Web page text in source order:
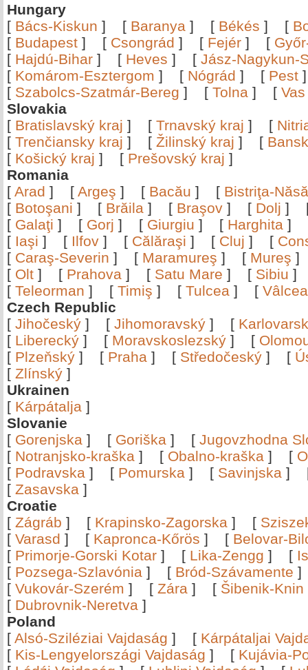
Hungary
[ Bács-Kiskun ] [ Baranya ] [ Békés ] [
[ Budapest ] [ Csongrád ] [ Fejér ] [
[ Hajdú-Bihar ] [ Heves ] [ Jász-Nagykun-
[ Komárom-Esztergom ] [ Nógrád ] [ Pest
[ Szabolcs-Szatmár-Bereg ] [ Tolna ] [ Vas
Slovakia
[ Bratislavský kraj ] [ Trnavský kraj ] [
[ Trenčiansky kraj ] [ Žilinský kraj ] [
[ Košický kraj ] [ Prešovský kraj ]
Romania
[ Arad ] [ Argeş ] [ Bacău ] [ Bistriţa-
[ Botoşani ] [ Brăila ] [ Braşov ] [ Dolj ]
[ Galaţi ] [ Gorj ] [ Giurgiu ] [ Harghita ]
[ Iaşi ] [ Ilfov ] [ Călăraşi ] [ Cluj ] [
[ Caraş-Severin ] [ Maramureş ] [ Mureş
[ Olt ] [ Prahova ] [ Satu Mare ] [ Sibiu
[ Teleorman ] [ Timiş ] [ Tulcea ] [
Czech Republic
[ Jihočeský ] [ Jihomoravský ] [
[ Liberecký ] [ Moravskoslezský ] [
[ Plzeňský ] [ Praha ] [ Středočeský ] [
[ Zlínský ]
Ukrainen
[ Kárpátalja ]
Slovanie
[ Gorenjska ] [ Goriška ] [ Jugovzhodna
[ Notranjsko-kraška ] [ Obalno-kraška ] [
[ Podravska ] [ Pomurska ] [ Savinjska ]
[ Zasavska ]
Croatie
[ Zágráb ] [ Krapinsko-Zagorska ] [
[ Varasd ] [ Kapronca-Kőrös ] [ Belovar-
[ Primorje-Gorski Kotar ] [ Lika-Zengg ] [
[ Pozsega-Szlavónia ] [ Bród-Szávamente
[ Vukovár-Szerém ] [ Zára ] [ Šibenik-Knin
[ Dubrovnik-Neretva ]
Poland
[ Alsó-Sziléziai Vajdaság ] [ Kárpátaljai
[ Kis-Lengyelországi Vajdaság ] [ Kujávia-